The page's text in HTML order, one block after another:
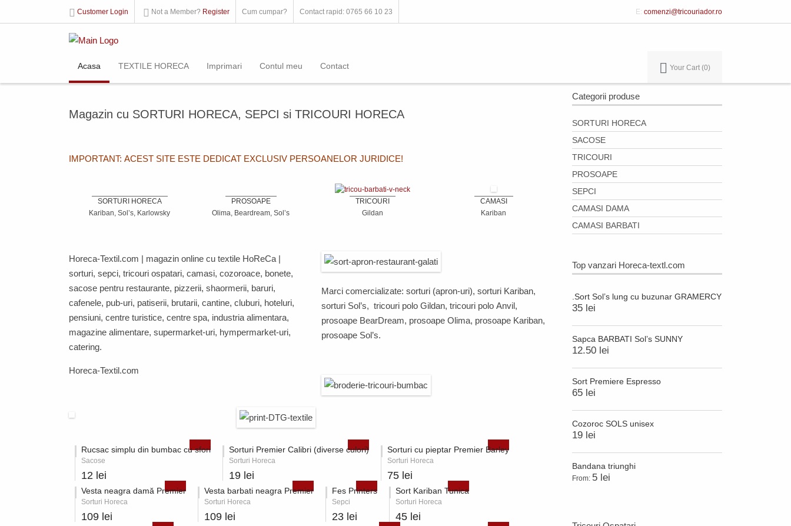
Customer Login Not a Member? Register Cum cumpar? Contact rapid: 0765 66 10 23 E: comenzi@tricouriador.ro
Acasa TEXTILE HORECA Imprimari Contul meu Contact Your Cart 0
Magazin cu SORTURI HORECA, SEPCI si TRICOURI HORECA
IMPORTANT: ACEST SITE ESTE DEDICAT EXCLUSIV PERSOANELOR JURIDICE!
SORTURI HORECA
Kariban, Sol’s, Karlowsky
PROSOAPE
Olima, Beardream, Sol’s
TRICOURI
Gildan
CAMASI
Kariban
Horeca-Textil.com | magazin online cu textile HoReCa |
sorturi, sepci, tricouri ospatari, camasi, cozoroace, bonete,
sacose pentru restaurante, pizzerii, shaormerii, baruri,
cafenele, pub-uri, patiserii, brutarii, cantine, cluburi, hoteluri,
pensiuni, centre turistice, centre spa, industria alimentara,
magazine alimentare, supermarket-uri, hympermarket-uri,
catering.
Horeca-Textil.com
Marci comercializate: sorturi (apron-uri), sorturi Kariban,
sorturi Sol’s, tricouri polo Gildan, tricouri polo Anvil,
prosoape BearDream, prosoape Olima, prosoape Kariban,
prosoape Sol’s.
Rucsac simplu din bumbac cu sfori
Sacose
12 lei
Sorturi Premier Calibri (diverse culori)
Sorturi Horeca
19 lei
Sorturi cu pieptar Premier Barley
Sorturi Horeca
75 lei
Vesta neagra damă Premier
Sorturi Horeca
109 lei
Vesta barbati neagra Premier
Sorturi Horeca
109 lei
Fes Printers
Sepci
23 lei
Sort Kariban Tunica
Sorturi Horeca
45 lei
Categorii produse
SORTURI HORECA
SACOSE
TRICOURI
PROSOAPE
SEPCI
CAMASI DAMA
CAMASI BARBATI
Top vanzari Horeca-textl.com
.Sort Sol’s lung cu buzunar GRAMERCY
35 lei
Sapca BARBATI Sol’s SUNNY
12.50 lei
Sort Premiere Espresso
65 lei
Cozoroc SOLS unisex
19 lei
Bandana triunghi
From: 5 lei